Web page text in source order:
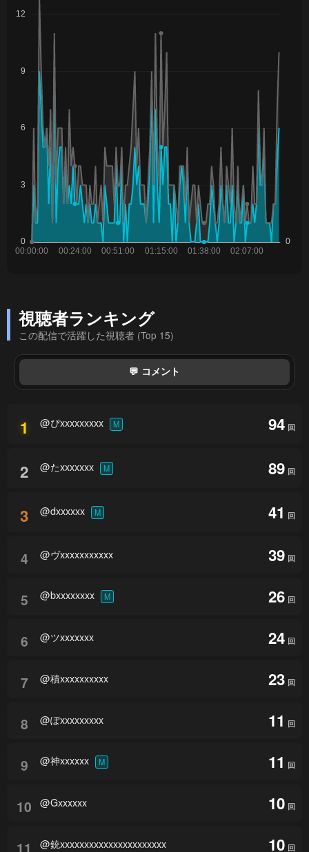
視聴者ランキング
この配信で活躍した視聴者 (Top 15)
💬 コメント
1 @ぴxxxxxxxxx M 94 回
2 @たxxxxxxx M 89 回
3 @dxxxxxx M 41 回
4 @ヴxxxxxxxxxxx 39 回
5 @bxxxxxxxx M 26 回
6 @ツxxxxxxx 24 回
7 @積xxxxxxxxxx 23 回
8 @ぽxxxxxxxxx 11 回
9 @神xxxxxx M 11 回
10 @Gxxxxxx 10 回
11 @銃xxxxxxxxxxxxxxxxxxxxxx 10 回